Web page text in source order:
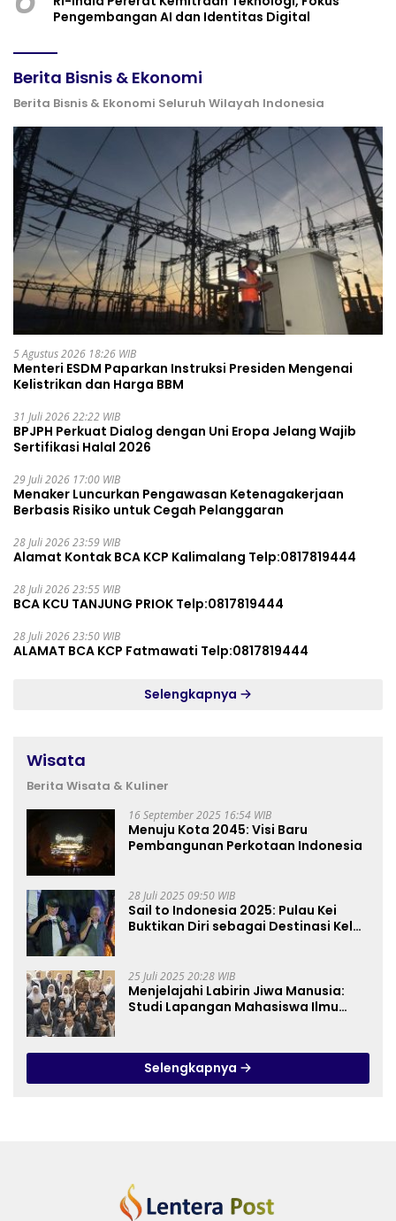
Pengembangan AI dan Identitas Digital
Berita Bisnis & Ekonomi
Berita Bisnis & Ekonomi Seluruh Wilayah Indonesia
5 Agustus 2026 18:26 WIB
Menteri ESDM Paparkan Instruksi Presiden Mengenai
Kelistrikan dan Harga BBM
31 Juli 2026 22:22 WIB
BPJPH Perkuat Dialog dengan Uni Eropa Jelang Wajib
Sertifikasi Halal 2026
29 Juli 2026 17:00 WIB
Menaker Luncurkan Pengawasan Ketenagakerjaan
Berbasis Risiko untuk Cegah Pelanggaran
28 Juli 2026 23:59 WIB
Alamat Kontak BCA KCP Kalimalang Telp:0817819444
28 Juli 2026 23:55 WIB
BCA KCU TANJUNG PRIOK Telp:0817819444
28 Juli 2026 23:50 WIB
ALAMAT BCA KCP Fatmawati Telp:0817819444
Selengkapnya
Wisata
Berita Wisata & Kuliner
16 September 2025 16:54 WIB
Menuju Kota 2045: Visi Baru
Pembangunan Perkotaan Indonesia
28 Juli 2025 09:50 WIB
Sail to Indonesia 2025: Pulau Kei
Buktikan Diri sebagai Destinasi Kelas
25 Juli 2025 20:28 WIB
Menjelajahi Labirin Jiwa Manusia:
Studi Lapangan Mahasiswa Ilmu
Selengkapnya